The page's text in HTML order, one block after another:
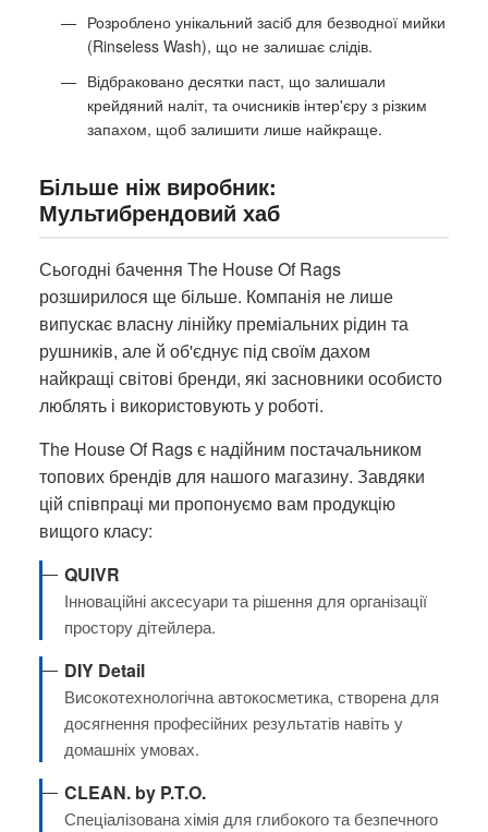
Розроблено унікальний засіб для безводної мийки
(Rinseless Wash), що не залишає слідів.
Відбраковано десятки паст, що залишали
крейдяний наліт, та очисників інтер'єру з різким
запахом, щоб залишити лише найкраще.
Більше ніж виробник:
Мультибрендовий хаб
Сьогодні бачення The House Of Rags
розширилося ще більше. Компанія не лише
випускає власну лінійку преміальних рідин та
рушників, але й об'єднує під своїм дахом
найкращі світові бренди, які засновники особисто
люблять і використовують у роботі.
The House Of Rags є надійним постачальником
топових брендів для нашого магазину. Завдяки
цій співпраці ми пропонуємо вам продукцію
вищого класу:
QUIVR
Інноваційні аксесуари та рішення для організації
простору дітейлера.
DIY Detail
Високотехнологічна автокосметика, створена для
досягнення професійних результатів навіть у
домашніх умовах.
CLEAN. by P.T.O.
Спеціалізована хімія для глибокого та безпечного